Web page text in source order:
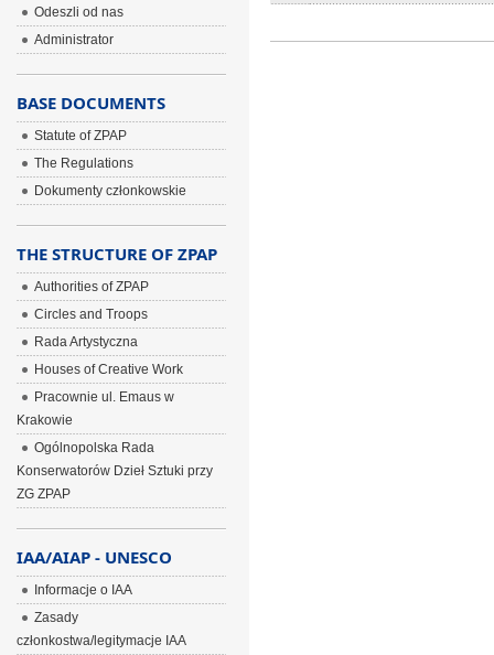
Odeszli od nas
Administrator
BASE DOCUMENTS
Statute of ZPAP
The Regulations
Dokumenty członkowskie
THE STRUCTURE OF ZPAP
Authorities of ZPAP
Circles and Troops
Rada Artystyczna
Houses of Creative Work
Pracownie ul. Emaus w
Krakowie
Ogólnopolska Rada
Konserwatorów Dzieł Sztuki przy
ZG ZPAP
IAA/AIAP - UNESCO
Informacje o IAA
Zasady
członkostwa/legitymacje IAA